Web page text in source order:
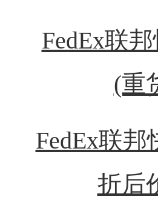
FedEx联
(重
FedEx联邦
折后